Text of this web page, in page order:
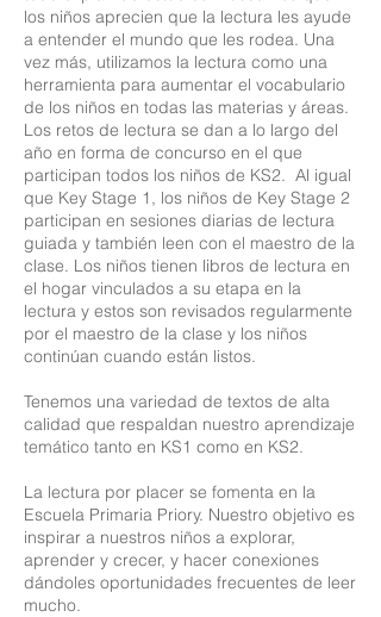
los niños aprecien que la lectura les ayude
a entender el mundo que les rodea. Una
vez más, utilizamos la lectura como una
herramienta para aumentar el vocabulario
de los niños en todas las materias y áreas.
Los retos de lectura se dan a lo largo del
año en forma de concurso en el que
participan todos los niños de KS2. Al igual
que Key Stage 1, los niños de Key Stage 2
participan en sesiones diarias de lectura
guiada y también leen con el maestro de la
clase. Los niños tienen libros de lectura en
el hogar vinculados a su etapa en la
lectura y estos son revisados regularmente
por el maestro de la clase y los niños
continúan cuando están listos.
Tenemos una variedad de textos de alta
calidad que respaldan nuestro aprendizaje
temático tanto en KS1 como en KS2.
La lectura por placer se fomenta en la
Escuela Primaria Priory. Nuestro objetivo es
inspirar a nuestros niños a explorar,
aprender y crecer, y hacer conexiones
dándoles oportunidades frecuentes de leer
mucho.